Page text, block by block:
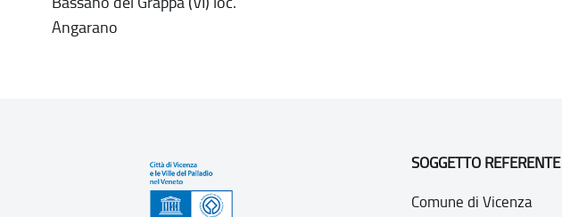
Angarano
SOGGETTO REFERENTE
Comune di Vicenza